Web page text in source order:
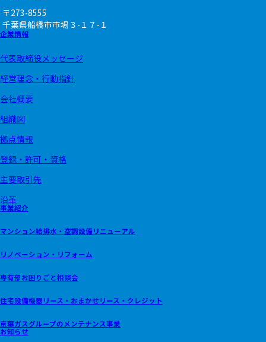
〒273-8555
千葉県船橋市市場 ３-１７-１
企業情報
代表取締役メッセージ
経営理念・行動指針
会社概要
組織図
拠点情報
登録・許可・資格
主要取引先
沿革
事業紹介
マンション給排水・空調設備リニューアル
リノベーション・リフォーム
専有部お困りごと相談会
住宅設備機器リース・おまかせリース・クレジット
京葉ガスグループのメンテナンス事業
お知らせ